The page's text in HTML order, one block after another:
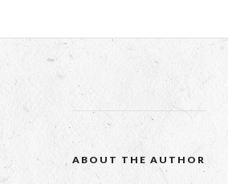
ABOUT THE AUTHOR